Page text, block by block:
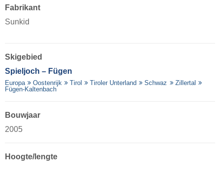
Fabrikant
Sunkid
Skigebied
Spieljoch – Fügen
Europa Oostenrijk Tirol Tiroler Unterland Schwaz
Zillertal
Fügen-Kaltenbach
Bouwjaar
2005
Hoogte/lengte